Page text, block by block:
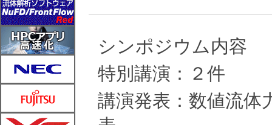
シンポジウム内容
特別講演：２件
講演発表：数値流体